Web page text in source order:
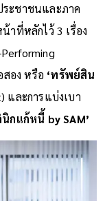
ะชาชนและภาค
าที่หลักไว้ 3 เรื่อง
สอง หรือ ‘ทรัพย์สิน
และการแบ่งเบา
นิกแก้หนี้ by SAM’